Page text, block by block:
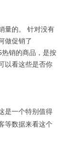
量的。 针对没有
做促销了
销的商品，是按
以看这些是否你
是一个特别值得
等数据来看这个